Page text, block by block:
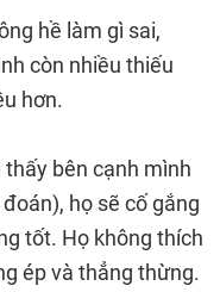
hề làm gì sai,
còn nhiều thiếu
hơn.
thấy bên cạnh mình
họ sẽ cố gắng
tốt. Họ không thích
ép và thẳng thừng.